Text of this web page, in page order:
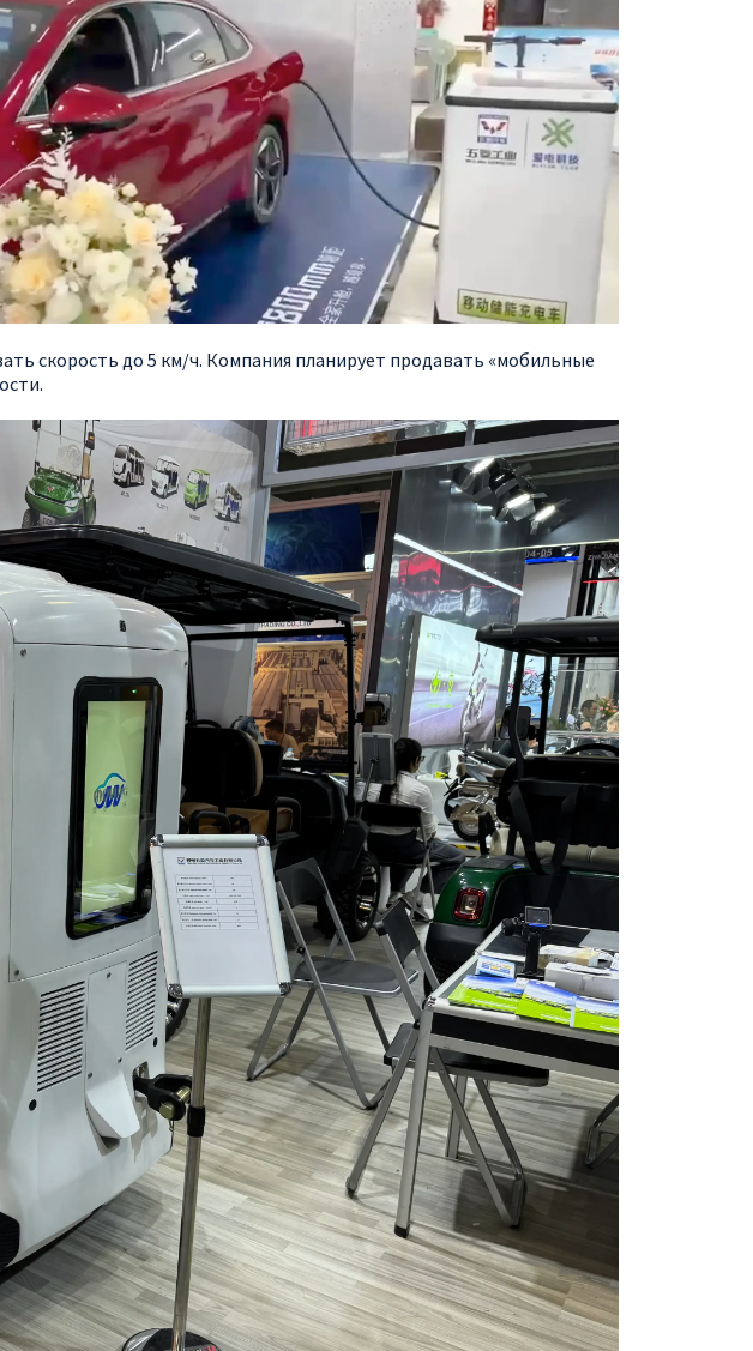
скорость до 5 км/ч. Компания планирует продавать «мобильные